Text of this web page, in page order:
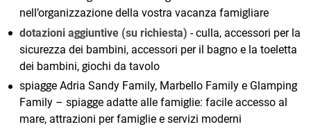
nell’organizzazione della vostra vacanza famigliare
dotazioni aggiuntive (su richiesta) - culla, accessori per la
sicurezza dei bambini, accessori per il bagno e la toeletta
dei bambini, giochi da tavolo
spiagge Adria Sandy Family, Marbello Family e Glamping
Family – spiagge adatte alle famiglie: facile accesso al
mare, attrazioni per famiglie e servizi moderni